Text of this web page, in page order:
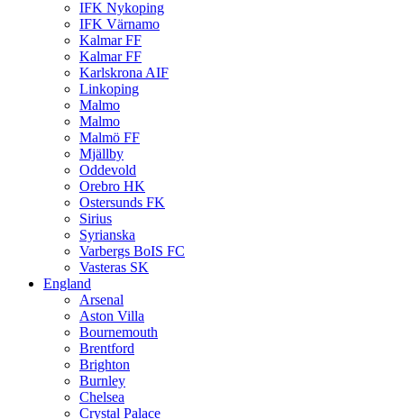
IFK Nykoping
IFK Värnamo
Kalmar FF
Kalmar FF
Karlskrona AIF
Linkoping
Malmo
Malmo
Malmö FF
Mjällby
Oddevold
Orebro HK
Ostersunds FK
Sirius
Syrianska
Varbergs BoIS FC
Vasteras SK
England
Arsenal
Aston Villa
Bournemouth
Brentford
Brighton
Burnley
Chelsea
Crystal Palace